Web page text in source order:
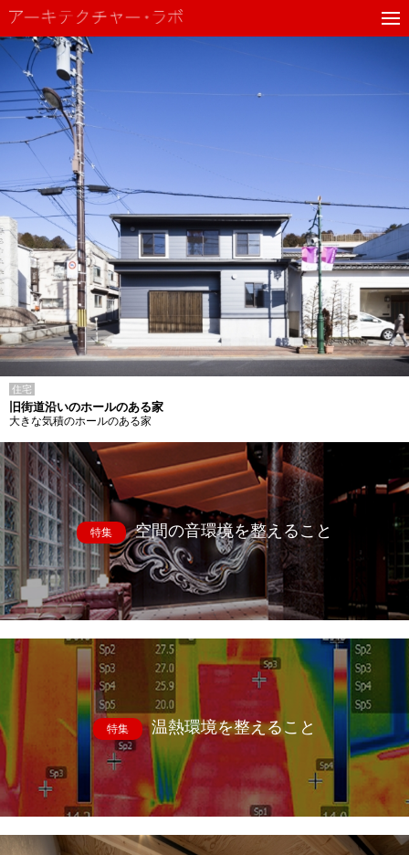
住宅
旧街道沿いのホールのある家
大きな気積のホールのある家
特集 空間の音環境を整えること
特集 温熱環境を整えること